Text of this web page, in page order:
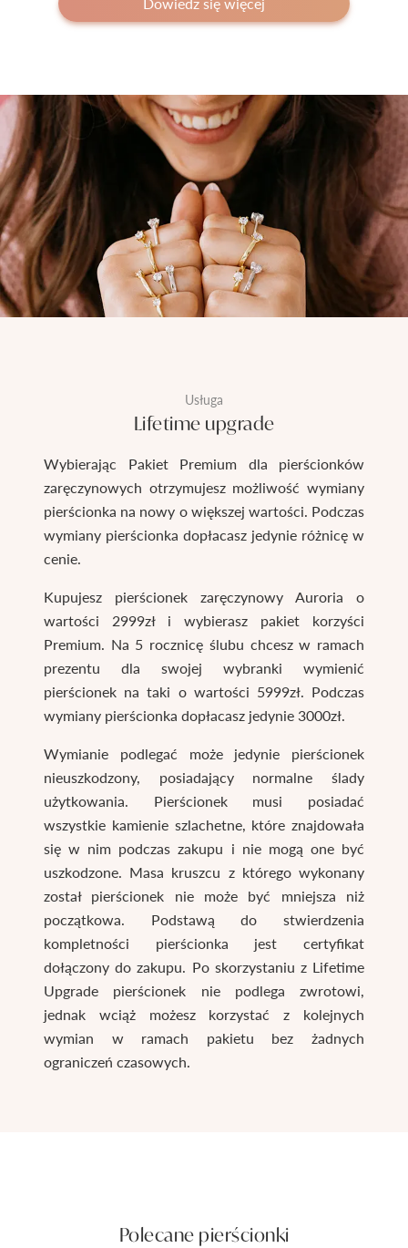
Usługa
Lifetime upgrade
Wybierając Pakiet Premium dla pierścionków
zaręczynowych otrzymujesz możliwość wymiany
pierścionka na nowy o większej wartości. Podczas
wymiany pierścionka dopłacasz jedynie różnicę w
cenie.
Kupujesz pierścionek zaręczynowy Auroria o
wartości 2999zł i wybierasz pakiet korzyści
Premium. Na 5 rocznicę ślubu chcesz w ramach
prezentu dla swojej wybranki wymienić
pierścionek na taki o wartości 5999zł. Podczas
wymiany pierścionka dopłacasz jedynie 3000zł.
Wymianie podlegać może jedynie pierścionek
nieuszkodzony, posiadający normalne ślady
użytkowania. Pierścionek musi posiadać
wszystkie kamienie szlachetne, które znajdowała
się w nim podczas zakupu i nie mogą one być
uszkodzone. Masa kruszcu z którego wykonany
został pierścionek nie może być mniejsza niż
początkowa. Podstawą do stwierdzenia
kompletności pierścionka jest certyfikat
dołączony do zakupu. Po skorzystaniu z Lifetime
Upgrade pierścionek nie podlega zwrotowi,
jednak wciąż możesz korzystać z kolejnych
wymian w ramach pakietu bez żadnych
ograniczeń czasowych.
Polecane pierścionki